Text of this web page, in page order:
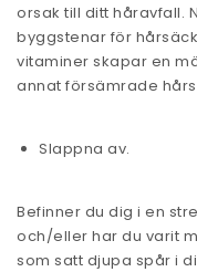
orsak till ditt håravfall.
byggstenar för
vitaminer skapar en
annat försämrade
Slappna av.
Befinner du dig i en
och/eller har du varit
som satt djupa spår i